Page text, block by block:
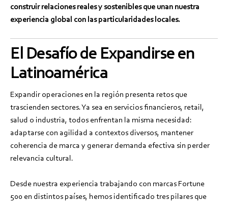
construir relaciones reales y sostenibles que unan nuestra
experiencia global con las particularidades locales.
El Desafío de Expandirse en
Latinoamérica
Expandir operaciones en la región presenta retos que
trascienden sectores. Ya sea en servicios financieros, retail,
salud o industria, todos enfrentan la misma necesidad:
adaptarse con agilidad a contextos diversos, mantener
coherencia de marca y generar demanda efectiva sin perder
relevancia cultural.
Desde nuestra experiencia trabajando con marcas Fortune
500 en distintos países, hemos identificado tres pilares que